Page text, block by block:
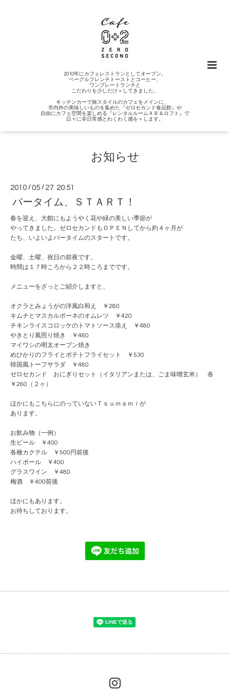
2010年にカフェレストランとしてオープン。
ベーグルフレンチトーストとコーヒー、
ワンプレートランチと
こだわりを少しだけ＋してきました。
キッチンカーで旅スタイルのカフェをメインに、
市内外の美味しいものを集めた『ゼロセカンド食品館』や
自由にカフェ空間を楽しめる『レンタルルームＡＢ＆ロフト』で
日々に非日常感とわくわく感を＋します。
お知らせ
2010 /05 / 27 20:51
バータイム、ＳＴＡＲＴ！
春を迎え、大館にもようやく花や緑の美しい季節が
やってきました。ゼロセカンドもＯＰＥＮしてから約４ヶ月が
たち、いよいよバータイムのスタートです。
金曜、土曜、祝日の前夜です。
時間は１７時ころから２２時ころまでです。
メニューをざっとご紹介しますと、
オクラとみょうがの洋風白和え ￥280
キムチとマスカルポーネのオムレツ ￥420
チキンライスコロッケのトマトソース添え ￥480
やきとり風照り焼き ￥480
マイワシの明太オーブン焼き
めひかりのフライとポテトフライセット ￥530
韓国風トーフサラダ ￥480
ゼロセカンド おにぎりセット（イタリアンまたは、ごま味噌玄米） 各
￥260（２ヶ）
ほかにもこちらにのっていないＴｓｕｍａｍｉが
あります。
お飲み物（一例）
生ビール ￥400
各種カクテル ￥500円前後
ハイボール ￥400
グラスワイン ￥480
梅酒 ￥400前後
ほかにもあります。
お待ちしております。